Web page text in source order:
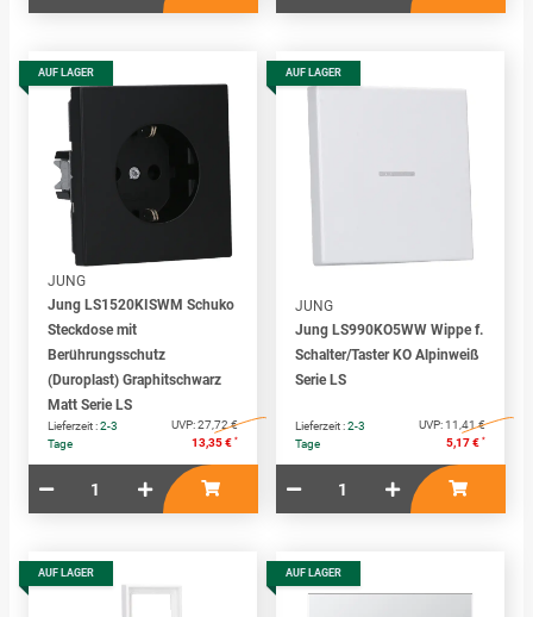
AUF LAGER
JUNG
Jung LS1520KISWM Schuko
Steckdose mit
Berührungsschutz
(Duroplast) Graphitschwarz
Matt Serie LS
Lieferzeit :2-3
Tage
UVP:27,72 €
13,35 € *
AUF LAGER
JUNG
Jung LS990KO5WW Wippe f.
Schalter/Taster KO Alpinweiß
Serie LS
Lieferzeit :2-3
Tage
UVP:11,41 €
5,17 € *
AUF LAGER AUF LAGER